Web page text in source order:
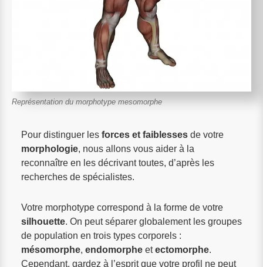
Représentation du morphotype mesomorphe
Pour distinguer les forces et faiblesses de votre
morphologie, nous allons vous aider à la
reconnaître en les décrivant toutes, d’après les
recherches de spécialistes.
Votre morphotype correspond à la forme de votre
silhouette. On peut séparer globalement les groupes
de population en trois types corporels :
mésomorphe, endomorphe etectomorphe.
Cependant, gardez à l’esprit que votre profil ne peut